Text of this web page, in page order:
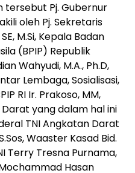
tersebut Pj. Gubernur
oleh Pj. Sekretaris
M.Si, Kepala Badan
(BPIP) Republik
Wahyudi, M.A., Ph.D,
Lembaga, Sosialisasi,
RI Ir. Prakoso, MM,
yang dalam hal ini
TNI Angkatan Darat
Waaster Kasad Bid.
Terry Tresna Purnama,
Hasan